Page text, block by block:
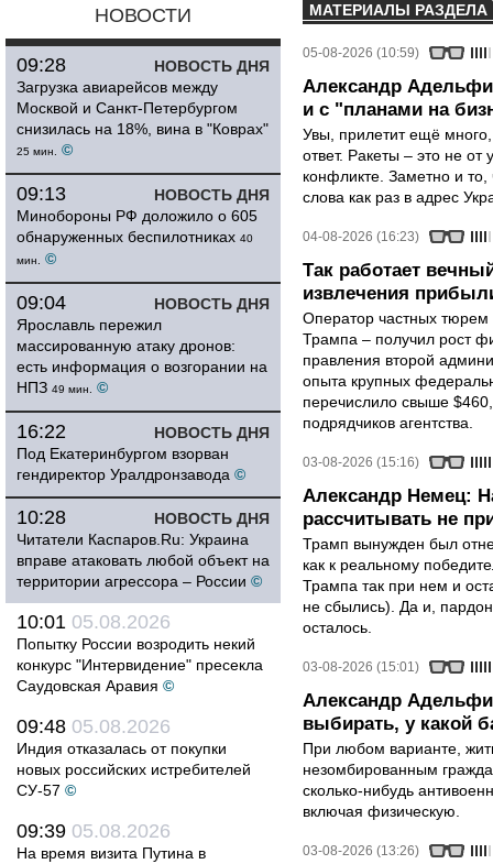
НОВОСТИ
НОВОСТЬ ДНЯ
09:28
Загрузка авиарейсов между
Москвой и Санкт-Петербургом
снизилась на 18%, вина в "Коврах"
25 мин. ©
НОВОСТЬ ДНЯ
09:13
Минобороны РФ доложило о 605
обнаруженных беспилотниках 40
мин.
©
НОВОСТЬ ДНЯ
09:04
Ярославль пережил
массированную атаку дронов:
есть информация о возгорании на
НПЗ 49 мин. ©
НОВОСТЬ ДНЯ
16:22
Под Екатеринбургом взорван
гендиректор Уралдронзавода ©
НОВОСТЬ ДНЯ
10:28
Читатели Каспаров.Ru: Украина
вправе атаковать любой объект на
территории агрессора – России ©
10:01 05.08.2026
Попытку России возродить некий
конкурс "Интервидение" пресекла
Саудовская Аравия ©
09:48 05.08.2026
Индия отказалась от покупки
новых российских истребителей
СУ-57 ©
09:39 05.08.2026
На время визита Путина в
МАТЕРИАЛЫ РАЗДЕЛА
05-08-2026 (10:59)
Александр
и с "планами на
Увы, прилетит ещё
ответ. Ракеты – это не от
конфликте. Заметно и
слова как раз в адрес
04-08-2026 (16:23)
Так работает
извлечения
Оператор частных тюрем
Трампа – получил рост
правления второй
опыта крупных
перечислило свыше
подрядчиков агентства.
03-08-2026 (15:16)
Александр Немец:
рассчитывать не
Трамп вынужден был
как к реальному
Трампа так при нем и
не сбылись). Да и,
осталось.
03-08-2026 (15:01)
Александр
выбирать, у какой
При любом варианте,
незомбированным
сколько-нибудь
включая физическую.
03-08-2026 (13:26)